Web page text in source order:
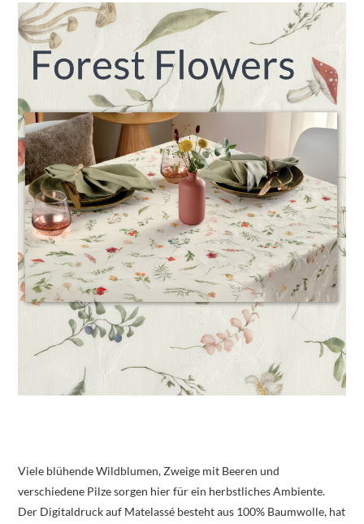
Viele blühende Wildblumen, Zweige mit Beeren und
verschiedene Pilze sorgen hier für ein herbstliches Ambiente.
Der Digitaldruck auf Matelassé besteht aus 100% Baumwolle, hat